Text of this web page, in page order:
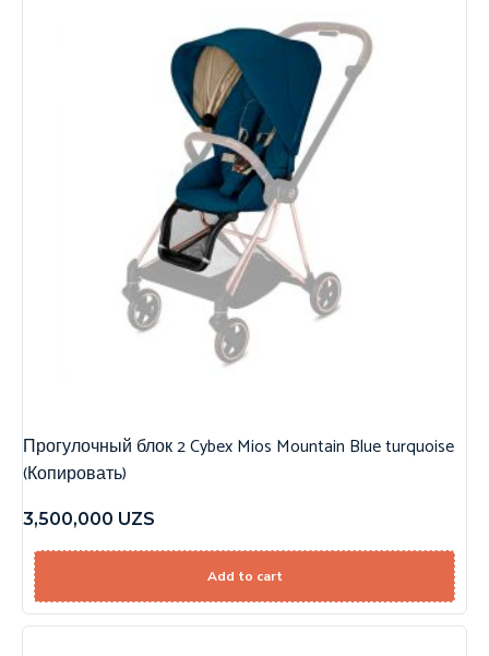
Прогулочный блок 2 Cybex Mios Mountain Blue turquoise
(Копировать)
3,500,000 UZS
Add to cart